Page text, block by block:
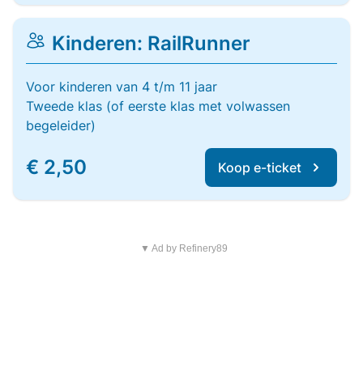
Kinderen: RailRunner
Voor kinderen van 4 t/m 11 jaar
Tweede klas (of eerste klas met volwassen
begeleider)
€ 2,50 Koop e-ticket
▼ Ad by Refinery89